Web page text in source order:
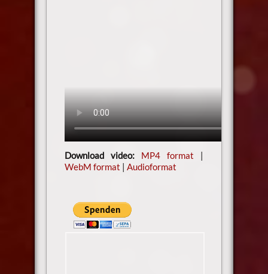
Download video: MP4 format |
WebM format | Audioformat